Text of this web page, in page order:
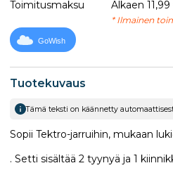
Tuotekuvaus
Tämä teksti on käännetty
Sopii Tektro-jarruihin, mukaan
. Setti sisältää 2 tyynyä ja 1
Toimitusmaksu
Alkaen
* Ilmainen
GoWish